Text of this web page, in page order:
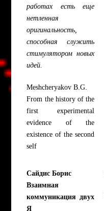
работах есть еще
нетленная
оригинальность,
способная служить
стимулятором новых
идей.
Meshcheryakov B.G.
From the history of the
first experimental
evidence of the
existence of the second
self
Сайдис Борис
Взаимная
коммуникация двух
Я